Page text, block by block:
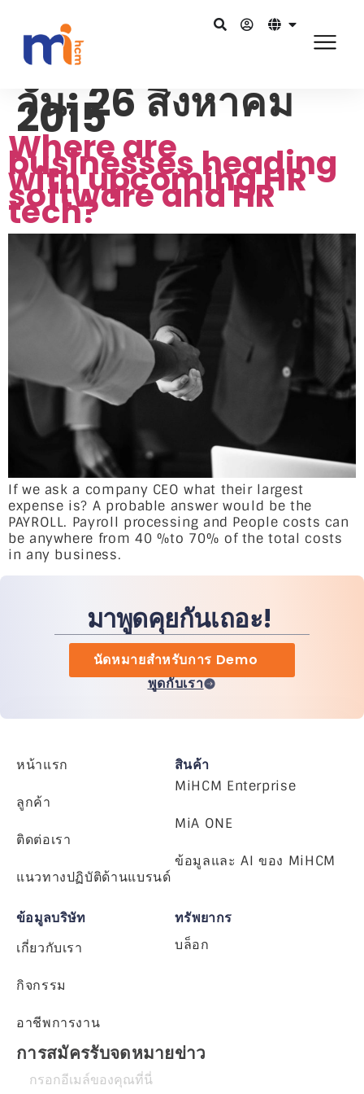
วัน:26 สิงหาคม
2015
Where are
businesses heading
with upcoming HR
software and HR
tech?
If we ask a company CEO what their largest
expense is? A probable answer would be the
PAYROLL. Payroll processing and People costs can
be anywhere from 40 %to 70% of the total costs
in any business.
มาพูดคุยกันเถอะ!
นัดหมายสำหรับการ Demo
พูดกับเรา
หน้าแรก
ลูกค้า
ติดต่อเรา
แนวทางปฏิบัติด้านแบรนด์
สินค้า
MiHCM Enterprise
MiA ONE
ข้อมูลและ AI ของ MiHCM
ข้อมูลบริษัท
เกี่ยวกับเรา
กิจกรรม
อาชีพการงาน
ทรัพยากร
บล็อก
การสมัครรับจดหมายข่าว